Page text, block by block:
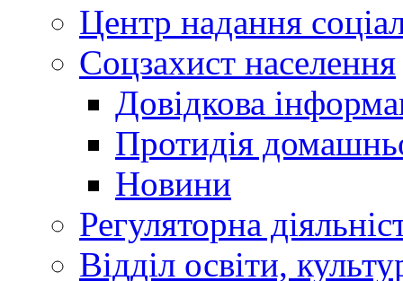
Центр надання
Соцзахист населення
Довідкова
Протидія
Новини
Регуляторна
Відділ освіти,